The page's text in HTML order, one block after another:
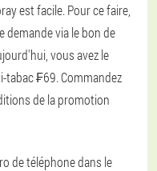
est facile. Pour ce faire,
demande via le bon de
vous avez le
tabac ₣69. Commandez
de la promotion
de téléphone dans le